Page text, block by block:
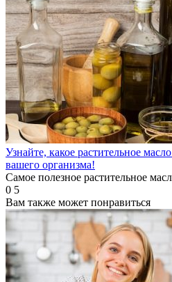
Узнайте, какое растительное
вашего организма!
Самое полезное растительное
0 5
Вам также может понравиться